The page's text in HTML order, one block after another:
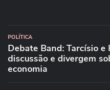
POLÍTICA
Debate Band: Tarcísio
discussão e divergem
economia